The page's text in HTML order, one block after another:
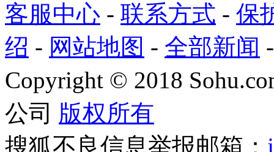
客服中心 - 联系方式 - 保
绍 - 网站地图 - 全部新闻
Copyright © 2018
公司 版权所有
搜狐不良信息举报邮箱：